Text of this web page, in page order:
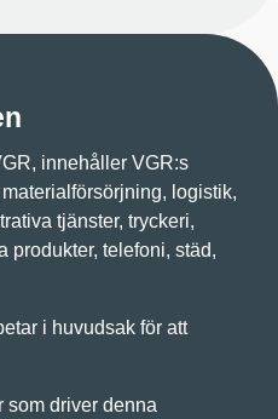
innehåller VGR:s
logistik,
tjänster, tryckeri,
produkter, telefoni, städ,
i huvudsak för att
som driver denna